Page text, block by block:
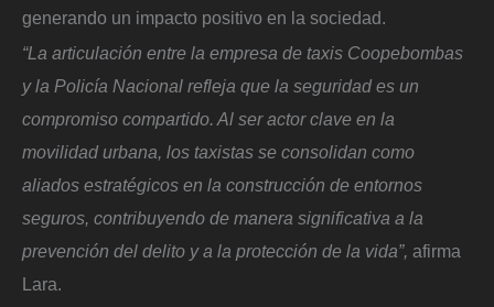
generando un impacto positivo en la sociedad.
“La articulación entre la empresa de taxis Coopebombas
y la Policía Nacional refleja que la seguridad es un
compromiso compartido. Al ser actor clave en la
movilidad urbana, los taxistas se consolidan como
aliados estratégicos en la construcción de entornos
seguros, contribuyendo de manera significativa a la
prevención del delito y a la protección de la vida”, afirma
Lara.